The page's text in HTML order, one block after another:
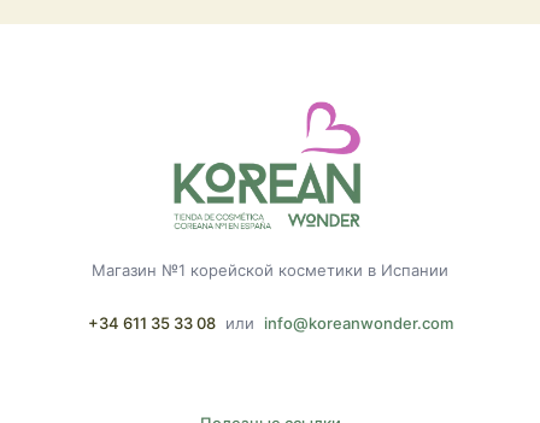
Магазин №1 корейской косметики в Испании
+34 611 35 33 08 или info@koreanwonder.com